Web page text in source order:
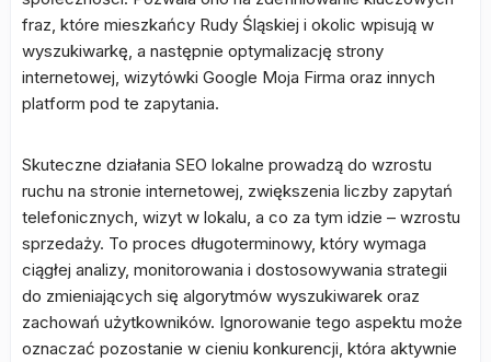
fraz, które mieszkańcy Rudy Śląskiej i okolic wpisują w
wyszukiwarkę, a następnie optymalizację strony
internetowej, wizytówki Google Moja Firma oraz innych
platform pod te zapytania.
Skuteczne działania SEO lokalne prowadzą do wzrostu
ruchu na stronie internetowej, zwiększenia liczby zapytań
telefonicznych, wizyt w lokalu, a co za tym idzie – wzrostu
sprzedaży. To proces długoterminowy, który wymaga
ciągłej analizy, monitorowania i dostosowywania strategii
do zmieniających się algorytmów wyszukiwarek oraz
zachowań użytkowników. Ignorowanie tego aspektu może
oznaczać pozostanie w cieniu konkurencji, która aktywnie